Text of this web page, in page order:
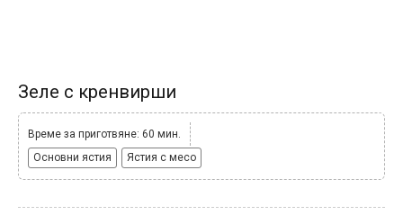
Зеле с кренвирши
Време за приготвяне: 60 мин.
Основни ястия
Ястия с месо